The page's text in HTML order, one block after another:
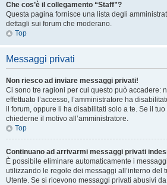
Che cos’è il collegamento “Staff”?
Questa pagina fornisce una lista degli
dettagli sui forum che moderano.
Top
Messaggi privati
Non riesco ad inviare messaggi privati!
Ci sono tre ragioni per cui questo può accadere:
effettuato l’accesso, l’amministratore ha
il forum, oppure li ha disabilitati solo a te. Se il tuo
chiederne il motivo all’amministratore.
Top
Continuano ad arrivarmi messaggi privati
È possibile eliminare automaticamente i
utilizzando le regole dei messaggi all’interno del
Utente. Se si ricevono messaggi privati ​​abusivi